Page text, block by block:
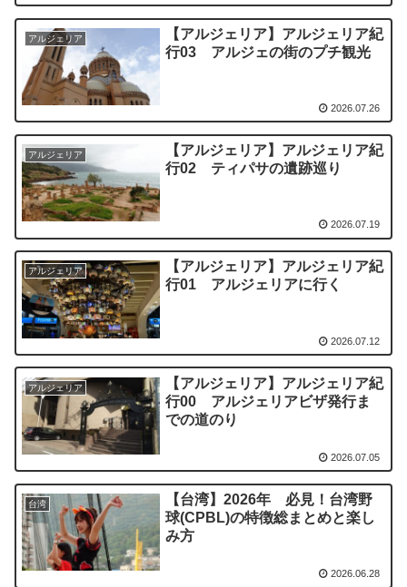
アルジェリア
【アルジェリア】アルジェリア紀
行03 アルジェの街のプチ観光
2026.07.26
アルジェリア
【アルジェリア】アルジェリア紀
行02 ティパサの遺跡巡り
2026.07.19
アルジェリア
【アルジェリア】アルジェリア紀
行01 アルジェリアに行く
2026.07.12
アルジェリア
【アルジェリア】アルジェリア紀
行00 アルジェリアビザ発行ま
での道のり
2026.07.05
台湾
【台湾】2026年 必見！台湾野
球(CPBL)の特徴総まとめと楽し
み方
2026.06.28